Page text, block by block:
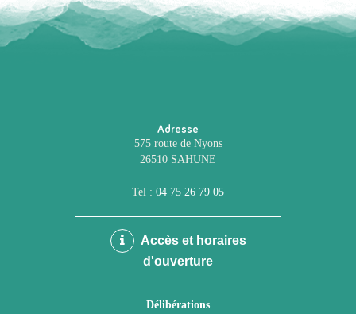
Adresse
575 route de Nyons
26510 SAHUNE
Tel : 04 75 26 79 05
Accès et horaires
d'ouverture
Délibérations